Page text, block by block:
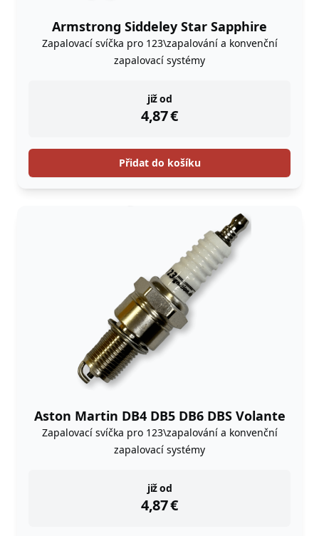
Armstrong Siddeley Star Sapphire
Zapalovací svíčka pro 123\zapalování a konvenční
zapalovací systémy
již od
4,87€
instock
Přidat do košíku
Aston Martin DB4 DB5 DB6 DBS Volante
Zapalovací svíčka pro 123\zapalování a konvenční
zapalovací systémy
již od
4,87€
instock